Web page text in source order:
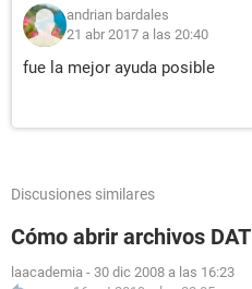
andrian bardales
21 abr 2017 a las 20:40
fue la mejor ayuda posible
Discusiones similares
Cómo abrir archivos DAT
laacademia - 30 dic 2008 a las 16:23